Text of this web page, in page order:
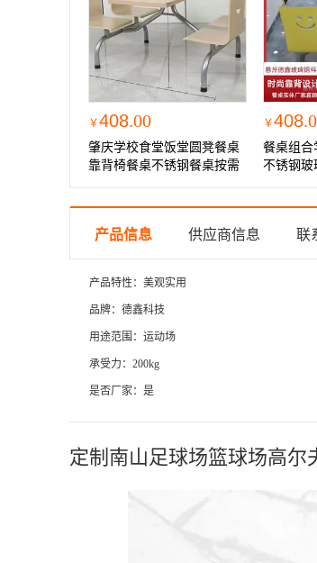
￥408.00
肇庆学校食堂饭堂圆凳餐桌
靠背椅餐桌不锈钢餐桌按需
￥408
餐桌组合
不锈钢玻
产品信息 供应商信息 联
产品特性：美观实用
品牌：德鑫科技
用途范围：运动场
承受力：200kg
是否厂家：是
定制南山足球场篮球场高尔